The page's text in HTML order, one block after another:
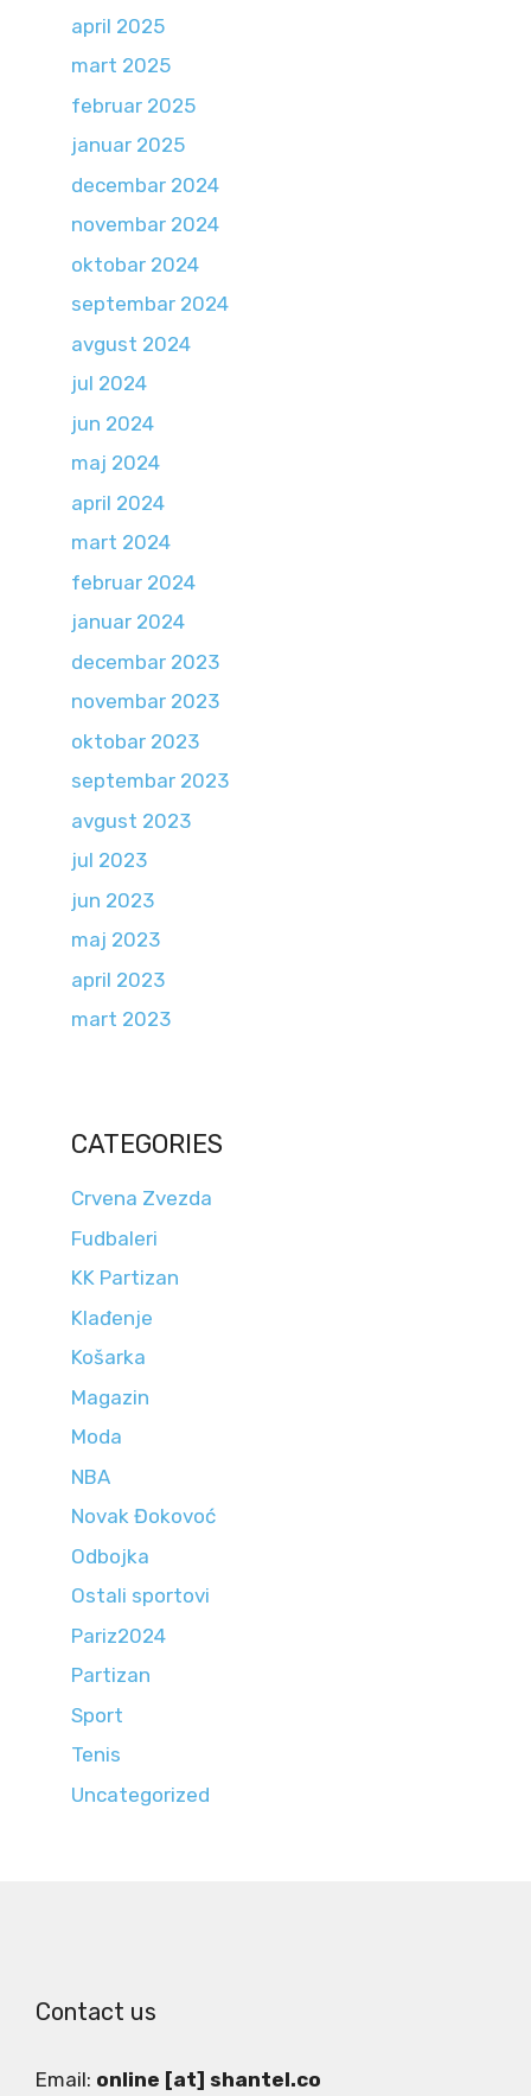
april 2025
mart 2025
februar 2025
januar 2025
decembar 2024
novembar 2024
oktobar 2024
septembar 2024
avgust 2024
jul 2024
jun 2024
maj 2024
april 2024
mart 2024
februar 2024
januar 2024
decembar 2023
novembar 2023
oktobar 2023
septembar 2023
avgust 2023
jul 2023
jun 2023
maj 2023
april 2023
mart 2023
CATEGORIES
Crvena Zvezda
Fudbaleri
KK Partizan
Klađenje
Košarka
Magazin
Moda
NBA
Novak Đokovoć
Odbojka
Ostali sportovi
Pariz2024
Partizan
Sport
Tenis
Uncategorized
Contact us
Email: online [at] shantel.co